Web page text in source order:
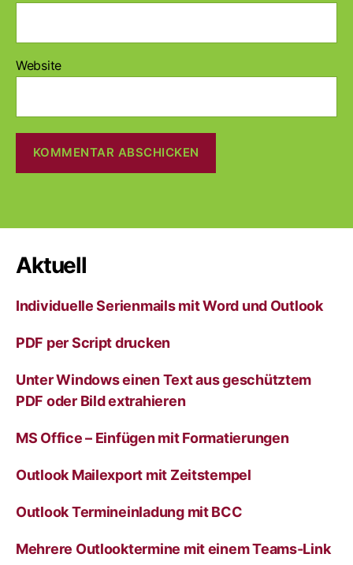
Website
Aktuell
Individuelle Serienmails mit Word und Outlook
PDF per Script drucken
Unter Windows einen Text aus geschütztem
PDF oder Bild extrahieren
MS Office – Einfügen mit Formatierungen
Outlook Mailexport mit Zeitstempel
Outlook Termineinladung mit BCC
Mehrere Outlooktermine mit einem Teams-Link